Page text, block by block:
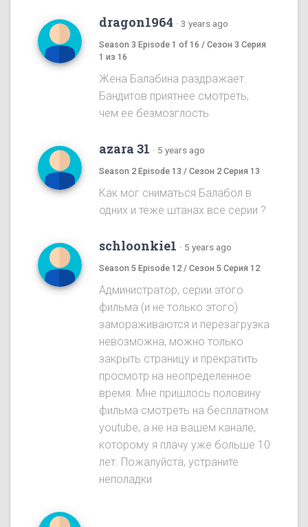
dragon1964 · 3 years ago
Season 3 Episode 1 of 16 / Сезон 3 Серия
1 из 16
Жена Балабина раздражает.
Бандитов приятнее смотреть,
чем ее безмозглость
azara 31 · 5 years ago
Season 2 Episode 13 / Сезон 2 Серия 13
Как мог сниматься Балабол в
одних и теже штанах все серии ?
schloonkie1 · 5 years ago
Season 5 Episode 12 / Сезон 5 Серия 12
Администратор, серии этого
фильма (и не только этого)
замораживаются и перезагрузка
невозможна, можно только
закрыть страницу и прекратить
просмотр на неопределенное
время. Мне пришлось половину
фильма смотреть на бесплатном
youtube, а не на вашем канале,
которому я плачу уже больше 10
лет. Пожалуйста, устраните
неполадки